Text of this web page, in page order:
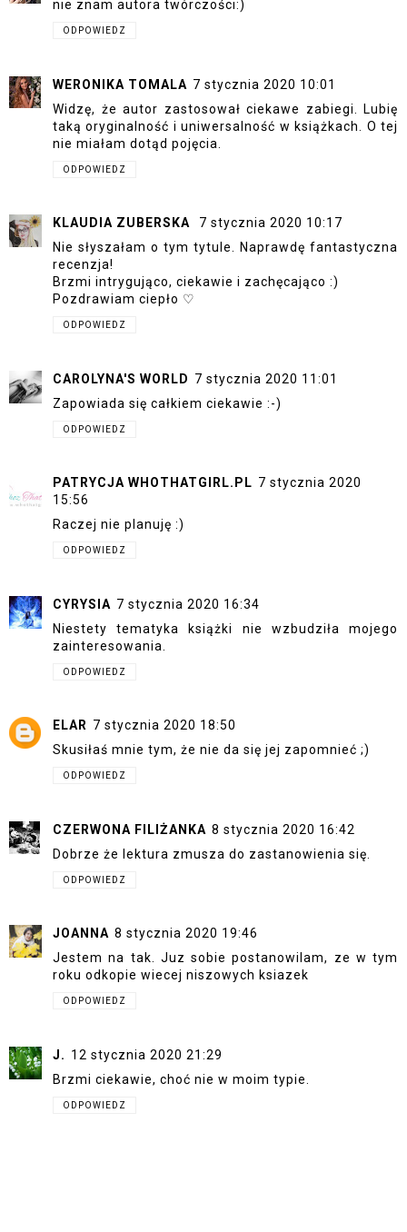
nie znam autora twórczości:)
ODPOWIEDZ
WERONIKA TOMALA 7 stycznia 2020 10:01
Widzę, że autor zastosował ciekawe zabiegi. Lubię
taką oryginalność i uniwersalność w książkach. O tej
nie miałam dotąd pojęcia.
ODPOWIEDZ
KLAUDIA ZUBERSKA
7 stycznia 2020 10:17
Nie słyszałam o tym tytule. Naprawdę fantastyczna
recenzja!
Brzmi intrygująco, ciekawie i zachęcająco :)
Pozdrawiam ciepło ♡
ODPOWIEDZ
CAROLYNA'S WORLD 7 stycznia 2020 11:01
Zapowiada się całkiem ciekawie :-)
ODPOWIEDZ
PATRYCJA WHOTHATGIRL.PL 7 stycznia 2020
15:56
Raczej nie planuję :)
ODPOWIEDZ
CYRYSIA 7 stycznia 2020 16:34
Niestety tematyka książki nie wzbudziła mojego
zainteresowania.
ODPOWIEDZ
ELAR 7 stycznia 2020 18:50
Skusiłaś mnie tym, że nie da się jej zapomnieć ;)
ODPOWIEDZ
CZERWONA FILIŻANKA 8 stycznia 2020 16:42
Dobrze że lektura zmusza do zastanowienia się.
ODPOWIEDZ
JOANNA 8 stycznia 2020 19:46
Jestem na tak. Juz sobie postanowilam, ze w tym
roku odkopie wiecej niszowych ksiazek
ODPOWIEDZ
J. 12 stycznia 2020 21:29
Brzmi ciekawie, choć nie w moim typie.
ODPOWIEDZ